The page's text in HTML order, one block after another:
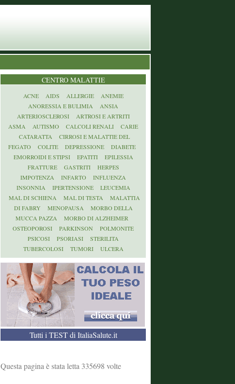
CENTRO MALATTIE
ACNE AIDS ALLERGIE
ANEMIE
ANORESSIA E BULIMIA
ANSIA
ARTERIOSCLEROSI
ARTROSI E ARTRITI
ASMA
AUTISMO CALCOLI RENALI
CARIE
CATARATTA
CIRROSI E MALATTIE DEL
FEGATO
COLITE DEPRESSIONE
DIABETE
EMORROIDI E STIPSI
EPATITI
EPILESSIA
FRATTURE
GASTRITI
HERPES
IMPOTENZA
INFARTO
INFLUENZA
INSONNIA
IPERTENSIONE
LEUCEMIA
MAL DI SCHIENA
MAL DI TESTA
MALATTIA
DI FABRY
MENOPAUSA
MORBO DELLA
MUCCA PAZZA
MORBO DI ALZHEIMER
OSTEOPOROSI
PARKINSON
POLMONITE
PSICOSI
PSORIASI
STERILITA
TUBERCOLOSI
TUMORI ULCERA
Tutti i TEST di ItaliaSalute.it
Questa pagina è stata letta 335698 volte